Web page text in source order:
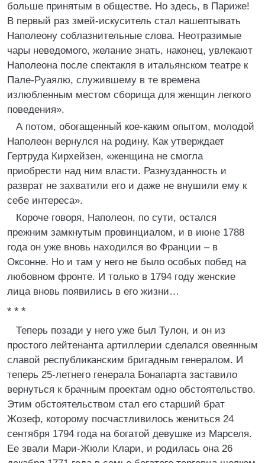
больше принятым в обществе. Но здесь, в Париже!
В первый раз змей-искуситель стал нашептывать
Наполеону соблазнительные слова. Неотразимые
чары неведомого, желание знать, наконец, увлекают
Наполеона после спектакля в итальянском театре к
Пале-Руаялю, служившему в те времена
излюбленным местом сборища для женщин легкого
поведения».
А потом, обогащенный кое-каким опытом, молодой
Наполеон вернулся на родину. Как утверждает
Гертруда Кирхейзен, «женщина не смогла
приобрести над ним власти. Разнузданность и
разврат не захватили его и даже не внушили ему к
себе интереса».
Короче говоря, Наполеон, по сути, остался
прежним замкнутым провинциалом, и в июне 1788
года он уже вновь находился во Франции – в
Оксонне. Но и там у него не было особых побед на
любовном фронте. И только в 1794 году женские
лица вновь появились в его жизни…
* * *
Теперь позади у него уже был Тулон, и он из
простого лейтенанта артиллерии сделался овеянным
славой республиканским бригадным генералом. И
теперь 25-летнего генерала Бонапарта заставило
вернуться к брачным проектам одно обстоятельство.
Этим обстоятельством стал его старший брат
Жозеф, которому посчастливилось жениться 24
сентября 1794 года на богатой девушке из Марселя.
Ее звали Мари-Жюли Клари, и родилась она 26